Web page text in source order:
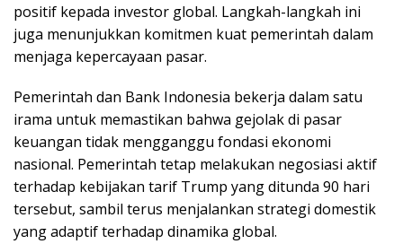
positif kepada investor global. Langkah-langkah ini
juga menunjukkan komitmen kuat pemerintah dalam
menjaga kepercayaan pasar.
Pemerintah dan Bank Indonesia bekerja dalam satu
irama untuk memastikan bahwa gejolak di pasar
keuangan tidak mengganggu fondasi ekonomi
nasional. Pemerintah tetap melakukan negosiasi aktif
terhadap kebijakan tarif Trump yang ditunda 90 hari
tersebut, sambil terus menjalankan strategi domestik
yang adaptif terhadap dinamika global.